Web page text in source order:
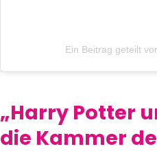
Ein Beitrag geteilt
„Harry Potter
die Kammer